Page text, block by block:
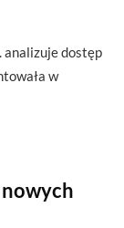
analizuje dostęp
w
nowych